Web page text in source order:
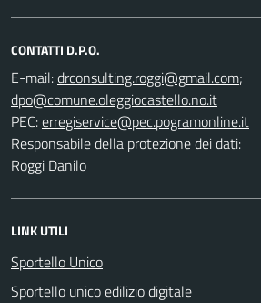
CONTATTI D.P.O.
E-mail:
;
PEC:
Responsabile della protezione dei dati:
Roggi Danilo
LINK UTILI
Sportello Unico
Sportello unico edilizio digitale